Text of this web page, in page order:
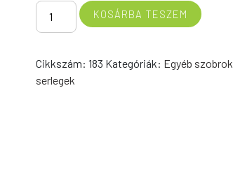
1-
183
mennyiség
KOSÁRBA TESZEM
Cikkszám:183 Kategóriák: Egyéb szobrok
serlegek